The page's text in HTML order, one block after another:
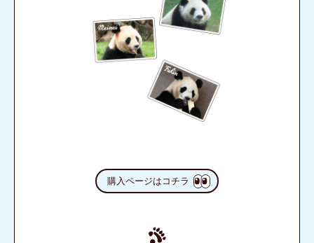
購入ページはコチラ